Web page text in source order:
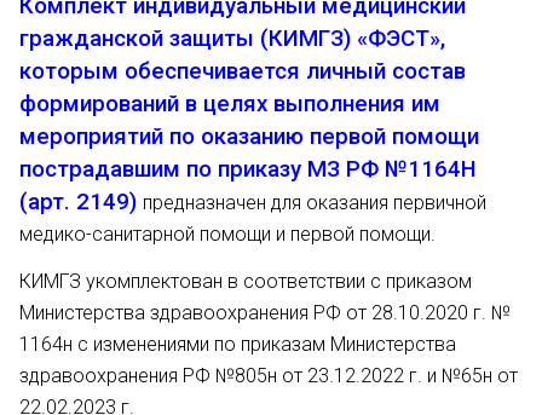
Комплект индивидуальный медицинский
гражданской защиты (КИМГЗ) «ФЭСТ»,
которым обеспечивается личный состав
формирований в целях выполнения им
мероприятий по оказанию первой помощи
пострадавшим по приказу МЗ РФ №1164Н
(арт. 2149) предназначен для оказания первичной
медико-санитарной помощи и первой помощи.
КИМГЗ укомплектован в соответствии с приказом
Министерства здравоохранения РФ от 28.10.2020 г. №
1164н с изменениями по приказам Министерства
здравоохранения РФ №805н от 23.12.2022 г. и №65н от
22.02.2023 г.